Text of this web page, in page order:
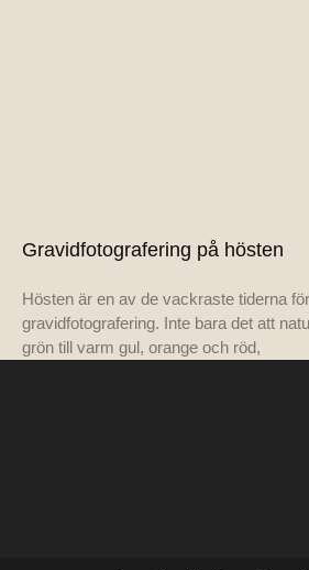
Gravidfotografering på hösten
Hösten är en av de vackraste tiderna
gravidfotografering. Inte bara det att
grön till varm gul, orange och röd,